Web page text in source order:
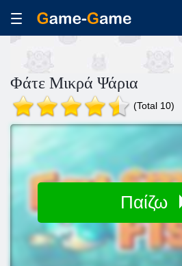
Φάτε Μικρά Ψάρια
(Total 10)
Παίζω